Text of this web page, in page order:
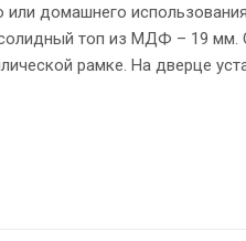
домашнего
топ из МДФ – 19 мм.
рамке. На дверце